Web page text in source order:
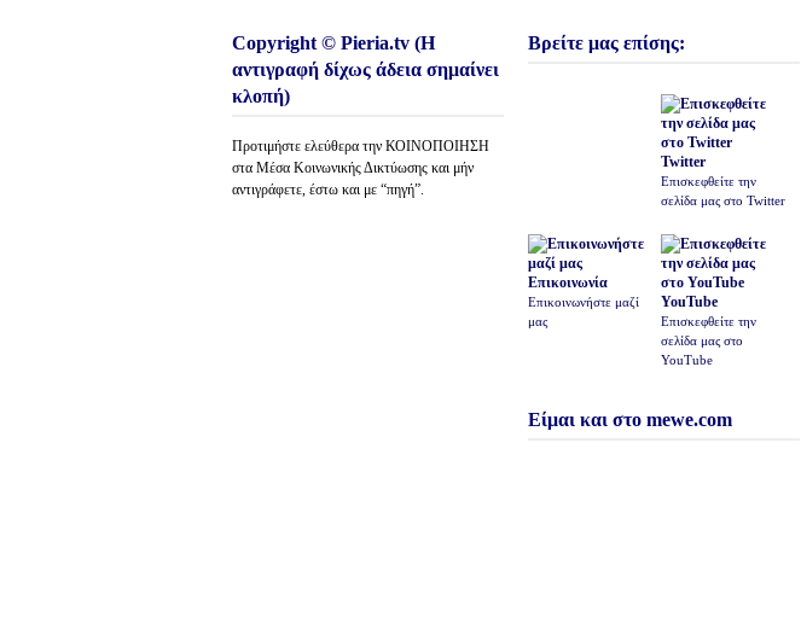
Copyright © Pieria.tv (Η
αντιγραφή δίχως άδεια σημαίνει
κλοπή)
Προτιμήστε ελεύθερα την ΚΟΙΝΟΠΟΙΗΣΗ
στα Μέσα Κοινωνικής Δικτύωσης και μήν
αντιγράφετε, έστω και με “πηγή”.
Βρείτε μας επίσης:
Twitter
Επισκεφθείτε την
σελίδα μας στο Twitter
Επικοινωνία
Επικοινωνήστε μαζί
μας
YouTube
Επισκεφθείτε την
σελίδα μας στο
YouTube
Είμαι και στο mewe.com